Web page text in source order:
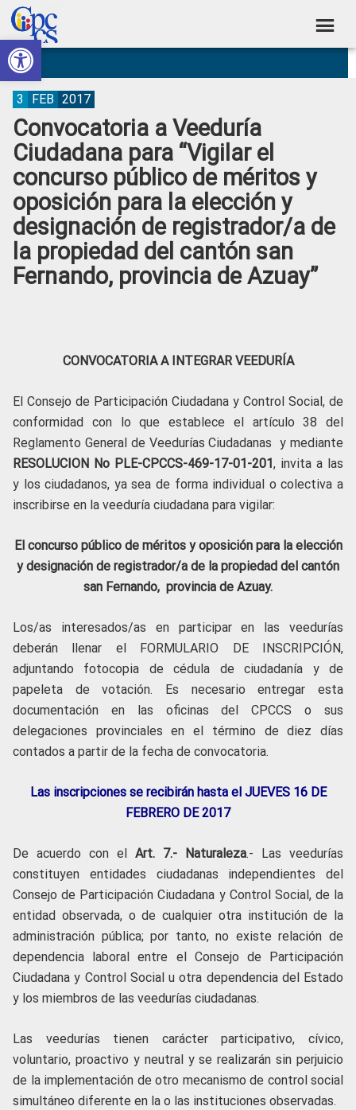
Abrir barra de herramientas
Skip
to
primary
navigation
Skip
to
main
content
Skip
to
primary
sidebar
Skip
to
footer
Consejo
de
Participación
Ciudadana
Control
Social
Construyendo
Poder
Ciudadano
Convocatoria a Veeduría
Ciudadana para “Vigilar el
concurso público de méritos y
oposición para la elección y
designación de registrador/a de
la propiedad del cantón san
Fernando, provincia de Azuay”
3 FEB 2017
CONVOCATORIA A INTEGRAR VEEDURÍA
El Consejo de Participación Ciudadana y Control Social, de
conformidad con lo que establece el artículo 38 del
Reglamento General de Veedurías Ciudadanas y mediante
RESOLUCION No PLE-CPCCS-469-17-01-201, invita a las
y los ciudadanos, ya sea de forma individual o colectiva a
inscribirse en la veeduría ciudadana para vigilar:
El concurso público de méritos y oposición para la elección
y designación de registrador/a de la propiedad del cantón
san Fernando, provincia de Azuay.
Los/as interesados/as en participar en las veedurías
deberán llenar el FORMULARIO DE INSCRIPCIÓN,
adjuntando fotocopia de cédula de ciudadanía y de
papeleta de votación. Es necesario entregar esta
documentación en las oficinas del CPCCS o sus
delegaciones provinciales en el término de diez días
contados a partir de la fecha de convocatoria.
Las inscripciones se recibirán hasta el JUEVES 16 DE
FEBRERO DE 2017
De acuerdo con el Art. 7.- Naturaleza.- Las veedurías
constituyen entidades ciudadanas independientes del
Consejo de Participación Ciudadana y Control Social, de la
entidad observada, o de cualquier otra institución de la
administración pública; por tanto, no existe relación de
dependencia laboral entre el Consejo de Participación
Ciudadana y Control Social u otra dependencia del Estado
y los miembros de las veedurías ciudadanas.
Las veedurías tienen carácter participativo, cívico,
voluntario, proactivo y neutral y se realizarán sin perjuicio
de la implementación de otro mecanismo de control social
simultáneo diferente en la o las instituciones observadas.